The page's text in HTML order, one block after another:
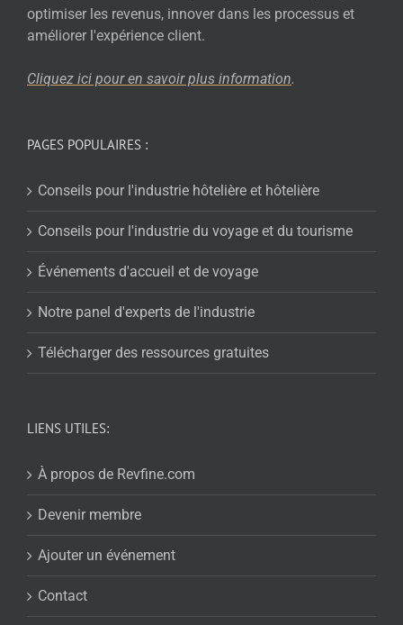
optimiser les revenus, innover dans les processus et
améliorer l'expérience client.
Cliquez ici pour en savoir plus information.
PAGES POPULAIRES :
Conseils pour l'industrie hôtelière et hôtelière
Conseils pour l'industrie du voyage et du tourisme
Événements d'accueil et de voyage
Notre panel d'experts de l'industrie
Télécharger des ressources gratuites
LIENS UTILES:
À propos de Revfine.com
Devenir membre
Ajouter un événement
Contact